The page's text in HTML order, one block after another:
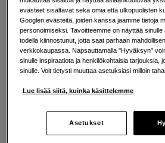
Lisää tietoa
12 EUR
Maksa heti tai jaa useampaan
Määrä
evästeet sisältävät sekä omia että ulkopuolisten
Googlen evästeitä, joiden kanssa jaamme tietoja
personoimiseksi. Tavoitteemme on näyttää
todella kiinnostunut, jotta saat parhaan
verkkokaupassa. Napsauttamalla "Hyväksyn"
sinulle inspiraatiota ja henkilökohtaisia tarjouksia,
sinulle. Voit tietysti muuttaa asetuksiasi milloin
Lue lisää siitä, kuinka käsittelemme
Asetukset